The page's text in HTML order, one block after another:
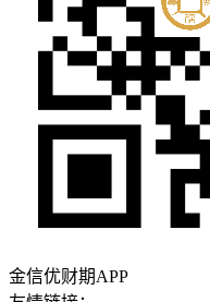
金信优财期APP